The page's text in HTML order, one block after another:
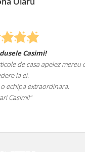
cu
Felcitari
sunteti cei